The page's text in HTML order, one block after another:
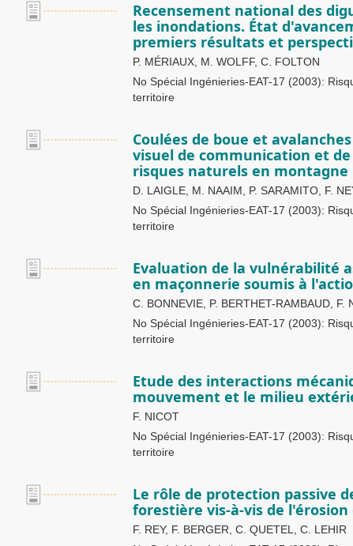
Recensement national des
les inondations. État
premiers résultats et
P. MÉRIAUX, M. WOLFF, C. FOLTON
No Spécial Ingénieries-EAT-17 (2003):
territoire
Coulées de boue et
visuel de communication et
risques naturels en montagne
D. LAIGLE, M. NAAIM, P. SARAMITO, F.
No Spécial Ingénieries-EAT-17 (2003):
territoire
Evaluation de la vulnérabilité
en maçonnerie soumis à
C. BONNEVIE, P. BERTHET-RAMBAUD, F.
No Spécial Ingénieries-EAT-17 (2003):
territoire
Etude des interactions
mouvement et le milieu
F. NICOT
No Spécial Ingénieries-EAT-17 (2003):
territoire
Le rôle de protection passive
forestière vis-à-vis de
F. REY, F. BERGER, C. QUETEL, C. LEHIR